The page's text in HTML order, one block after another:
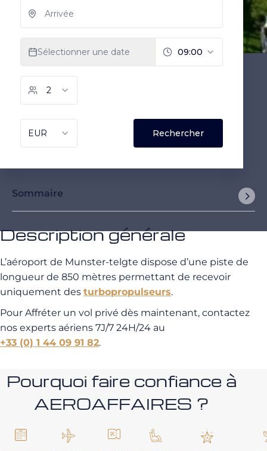
Sommaire
Description générale
L’aéroport de Munster-telgte dispose d’une piste de
longueur de 850 mètres permettant de recevoir
uniquement des turbopropulseurs.
Pour Affréter un vol privé dès maintenant, contactez
nos experts aériens 7J/7 24H/24 au
+33 (0) 1 44 09 91 82.
Pourquoi faire confiance à
AEROAFFAIRES ?